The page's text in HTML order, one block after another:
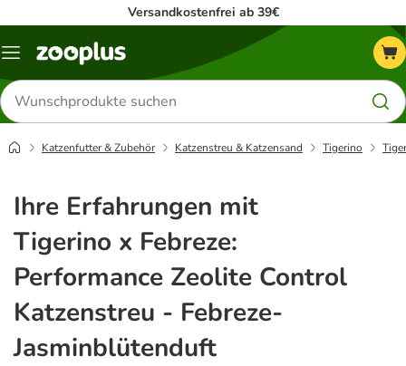
Versandkostenfrei ab 39€
Menü
Produkte
suchen
Katzenfutter & Zubehör Katzenstreu & Katzensand Tigerino
Ihre Erfahrungen mit
Tigerino x Febreze:
Performance Zeolite Control
Katzenstreu - Febreze-
Jasminblütenduft